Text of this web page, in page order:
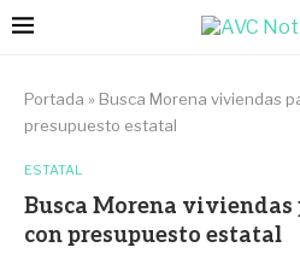
Portada » Busca Morena viviendas
presupuesto estatal
ESTATAL
Busca Morena
con presupuesto estatal